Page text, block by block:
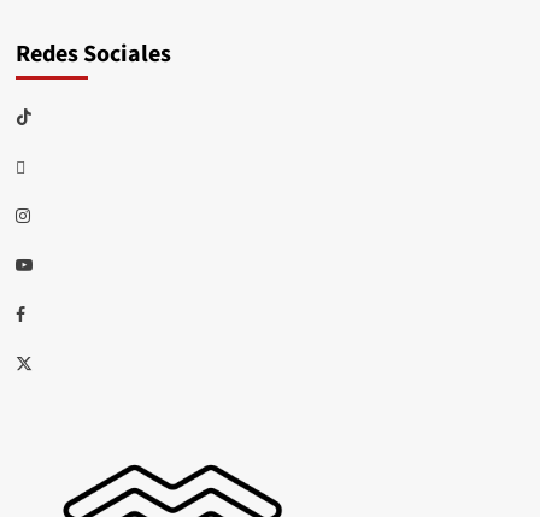
Redes Sociales
TikTok
threads
Instagram
Youtube
Facebook
X